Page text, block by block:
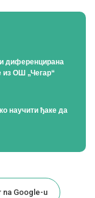
диференцирана
из ОШ „Чегар“
научити ђаке да
na Google-u